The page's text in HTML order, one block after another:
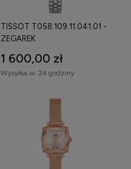
TISSOT T058.109.11.041.01 -
ZEGAREK
1 600,00 zł
Wysyłka w: 24 godziny